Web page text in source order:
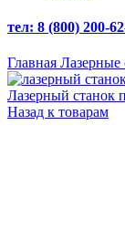
тел: 8 (800) 200-
Главная
Лазерный станок
Назад к товарам